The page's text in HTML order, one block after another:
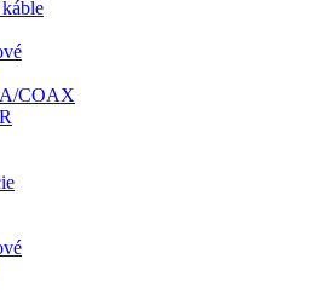
COAX